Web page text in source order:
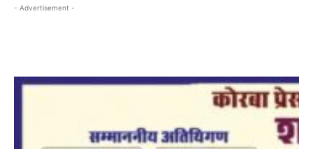
- Advertisement -